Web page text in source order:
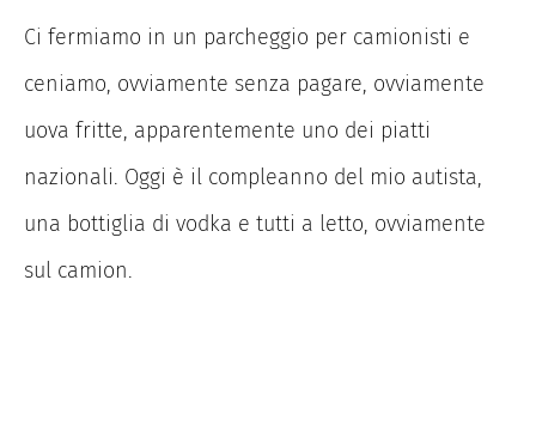
Ci fermiamo in un parcheggio per camionisti e
ceniamo, ovviamente senza pagare, ovviamente
uova fritte, apparentemente uno dei piatti
nazionali. Oggi è il compleanno del mio autista,
una bottiglia di vodka e tutti a letto, ovviamente
sul camion.